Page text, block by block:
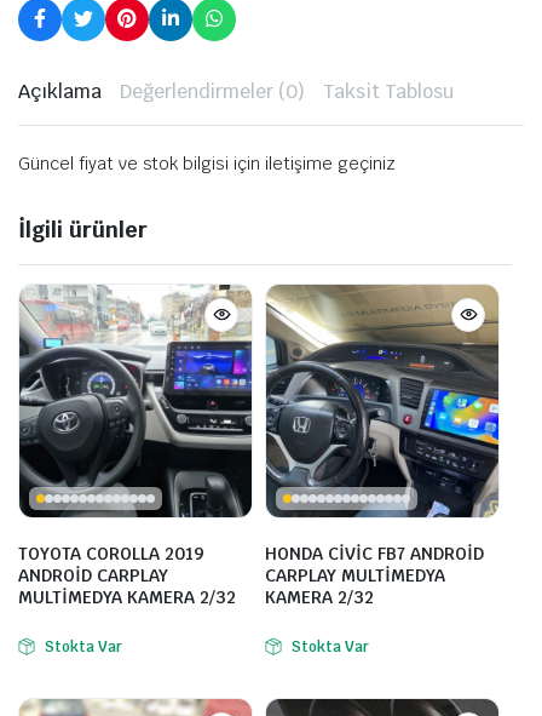
Açıklama Değerlendirmeler (0) Taksit Tablosu
Güncel fiyat ve stok bilgisi için iletişime geçiniz
İlgili ürünler
TOYOTA COROLLA 2019
ANDROİD CARPLAY
MULTİMEDYA KAMERA 2/32
Stokta Var
HONDA CİVİC FB7 ANDROİD
CARPLAY MULTİMEDYA
KAMERA 2/32
Stokta Var